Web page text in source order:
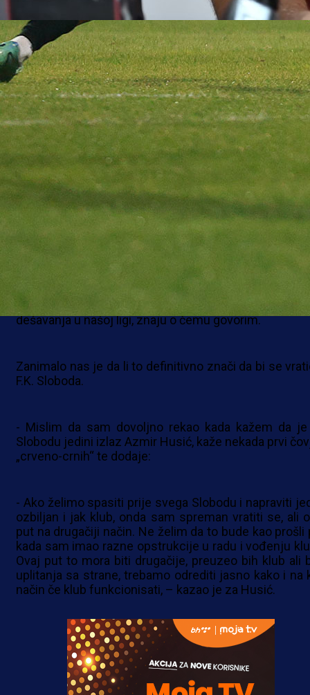
HUSIĆ SE VRAĆA U SLOBODU?
I pored velikih očekivanja i nekoliko iskusnih
koja su ove sezone stigla u F.K.Sloboda, tuzlanski
na pauzu je otišao sa pretposljednjeg 11. mjesta.
Azmir Husić
bi se mogao vratiti na čelo Slobode o
će se više znati nakon odlaska na zimsku pauzu.
- Jedini spas i izlaz za Slobodu zove se Azmir
Sloboda je poseban i drugačiji klub od svih
Premijer ligi. Nije Sloboda Sarajevo niti Željezničar,
Sloboda Zrinjski ili Borac, to su klubovi malo
organizovani. Nema Sloboda političku podršku kao
imaju neki klubovi u ligi, i to oni koji malo bolje
dešavanja u našoj ligi, znaju o čemu govorim.
Zanimalo nas je da li to definitivno znači da bi se
F.K. Sloboda.
- Mislim da sam dovoljno rekao kada kažem da
Slobodu jedini izlaz Azmir Husić, kaže nekada prvi
„crveno-crnih“ te dodaje:
- Ako želimo spasiti prije svega Slobodu i napraviti
ozbiljan i jak klub, onda sam spreman vratiti se, ali
put na drugačiji način. Ne želim da to bude kao prošli
kada sam imao razne opstrukcije u radu i vođenju
Ovaj put to mora biti drugačije, preuzeo bih klub ali
uplitanja sa strane, trebamo odrediti jasno kako i na
način če klub funkcionisati, – kazao je za Husić.